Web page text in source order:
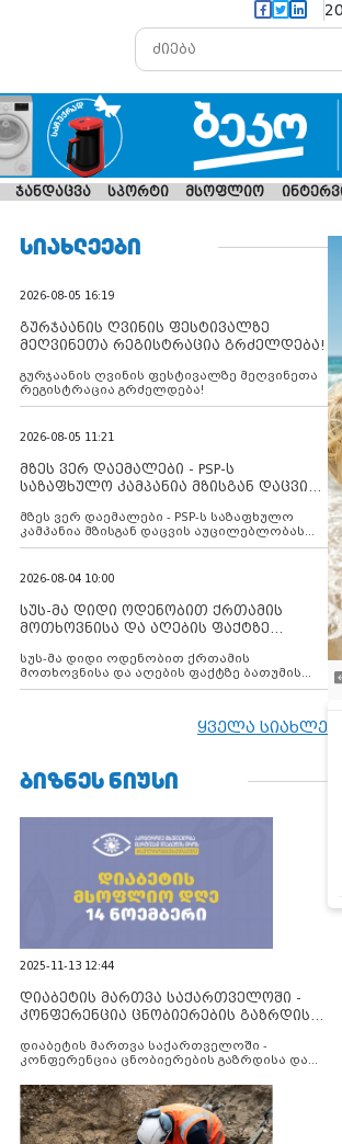
ჯანდაცვა სპორტი მსოფლიო
ᲡᲘᲐᲮᲚᲔᲔᲑᲘ
2026-08-05 16:19
გურჯაანის ღვინის ფესტივალზე
მეღვინეთა რეგისტრაცია გრძელდება!
გურჯაანის ღვინის ფესტივალზე მეღვინეთა
რეგისტრაცია გრძელდება!
2026-08-05 11:21
მზეს ვერ დაემალები - PSP-ს
საზაფხულო კამპანია მზისგან დაცვის
მზეს ვერ დაემალები - PSP-ს საზაფხულო
კამპანია მზისგან დაცვის აუცილებლობას
გვახსენებს
2026-08-04 10:00
სუს-მა დიდი ოდენობით ქრთამის
მოთხოვნისა და აღების ფაქტზე
დააკავა
სუს-მა დიდი ოდენობით ქრთამის
მოთხოვნისა და აღების ფაქტზე ბათუმის
მერიის თანამშრომელი დააკავა
ყველა სიახლე
ᲑᲘᲖᲜᲔᲡ ᲜᲘᲣᲡᲘ
2025-11-13 12:44
დიაბეტის მართვა საქართველოში -
კონფერენცია ცნობიერების გაზრდისა
დიაბეტის მართვა საქართველოში -
კონფერენცია ცნობიერების გაზრდისა და